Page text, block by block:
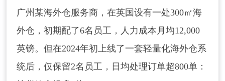
广州某海外仓服务商，在英国设有一处300㎡海
外仓，初期配了6名员工，人力成本月均12,000
英镑。但在2024年初上线了一套轻量化海外仓系
统后，仅保留2名员工，日均处理订单超800单：